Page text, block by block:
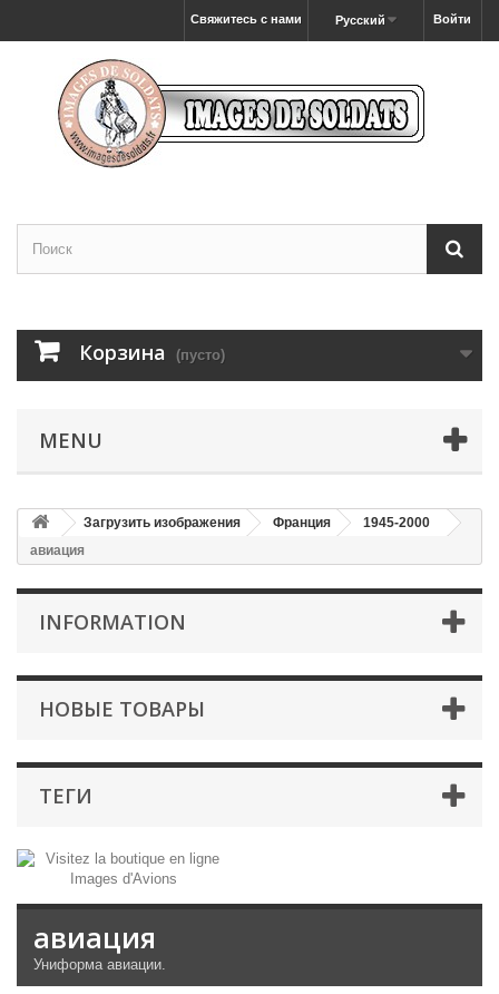
Войти
Русский
Свяжитесь с нами
Корзина (пусто)
MENU
Загрузить изображения Франция
1945-2000
авиация
INFORMATION
НОВЫЕ ТОВАРЫ
ТЕГИ
авиация
Униформа авиации.